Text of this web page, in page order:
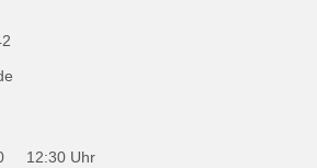
12:30 Uhr